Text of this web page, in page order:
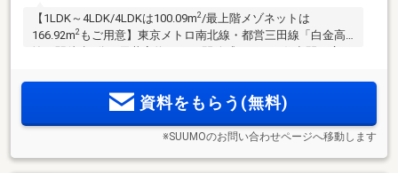
【1LDK～4LDK/4LDKは100.09m2/最上階メゾネットは
166.92m2 もご用意】東京メトロ南北線・都営三田線「白金高
プランも。内廊下設計を採用。角住戸率約68％（注1）。徒歩
圏内に生活施設が集積。資料をもらう(無料)
※SUUMOのお問い合わせページへ移動します